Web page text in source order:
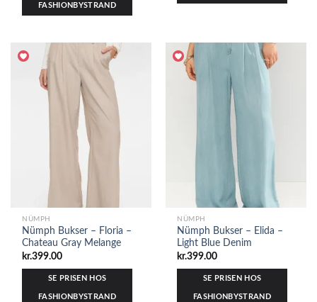
FASHIONBYSTRAND
NÜMPH
Nümph Bukser – Floria –
Chateau Gray Melange
kr.399.00
SE PRISEN HOS
FASHIONBYSTRAND
NÜMPH
Nümph Bukser – Elida –
Light Blue Denim
kr.399.00
SE PRISEN HOS
FASHIONBYSTRAND